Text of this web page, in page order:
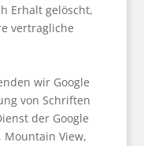
Erhalt gelöscht,
vertragliche
wir Google
von Schriften
der Google
Mountain View,